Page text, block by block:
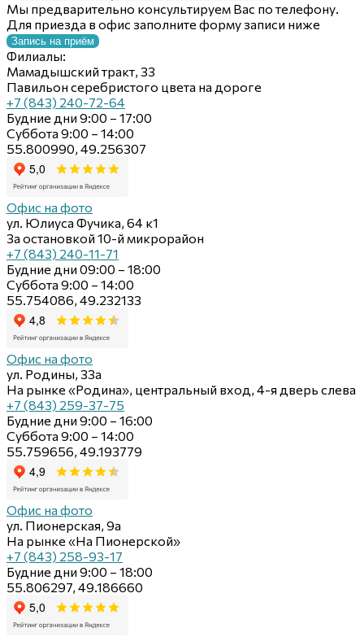
Мы предварительно консультируем Вас по телефону.
Для приезда в офис заполните форму записи ниже
Запись на приём
Филиалы:
Мамадышский тракт, 33
Павильон серебристого цвета на дороге
+7 (843) 240-72-64
Будние дни 9:00 – 17:00
Суббота 9:00 – 14:00
55.800990, 49.256307
Офис на фото
ул. Юлиуса Фучика, 64 к1
За остановкой 10-й микрорайон
+7 (843) 240-11-71
Будние дни 09:00 – 18:00
Суббота 9:00 – 14:00
55.754086, 49.232133
Офис на фото
ул. Родины, 33а
На рынке «Родина», центральный вход, 4-я дверь слева
+7 (843) 259-37-75
Будние дни 9:00 – 16:00
Суббота 9:00 – 14:00
55.759656, 49.193779
Офис на фото
ул. Пионерская, 9а
На рынке «На Пионерской»
+7 (843) 258-93-17
Будние дни 9:00 – 18:00
55.806297, 49.186660